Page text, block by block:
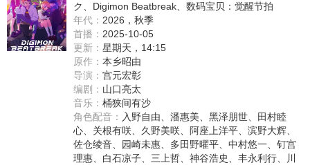
ク、Digimon Beatbreak、数码宝贝：觉醒节拍
年代： 2026，秋季
首播： 2025-10-05
更新： 星期天，14:15
原作： 本乡昭由
导演： 宫元宏彰
编剧： 山口亮太
音乐： 桶狭间有沙
角色配音： 入野自由、 潘惠美、 黑泽朋世、
田村睦
心、 关根有咲、 久野美咲、 阿座上洋平、 滨野大辉、
佐仓绫音、 园崎未惠、 多田野曜平、 中村悠一、 钉宫
理惠、 白石凉子、 三上哲、 神谷浩史、 丰永利行、
川